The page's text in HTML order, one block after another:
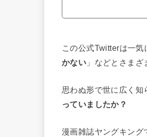
この公式Twitterは一
かない 」などとさま
思わぬ形で世に広く知
っていましたか？
漫画雑誌ヤングキング